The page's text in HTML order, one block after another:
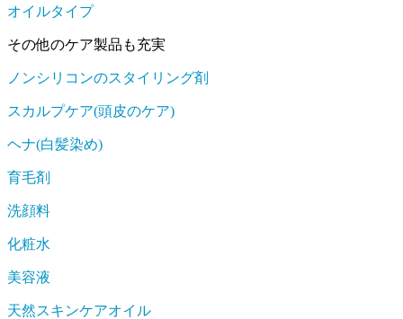
オイルタイプ
その他のケア製品も充実
ノンシリコンのスタイリング剤
スカルプケア(頭皮のケア)
ヘナ(白髪染め)
育毛剤
洗顔料
化粧水
美容液
天然スキンケアオイル